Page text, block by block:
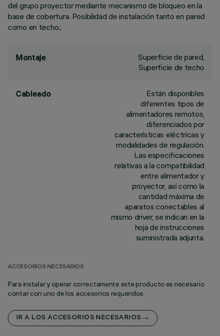
del grupo proyector mediante mecanismo de bloqueo en la
base de cobertura. Posibilidad de instalación tanto en pared
como en techo.;
Montaje
Superficie de pared,
Superficie de techo
Cableado
Están disponibles
diferentes tipos de
alimentadores remotos,
diferenciados por
características eléctricas y
modalidades de regulación.
Las especificaciones
relativas a la compatibilidad
entre alimentador y
proyector, así como la
cantidad máxima de
aparatos conectables al
mismo driver, se indican en la
hoja de instrucciones
suministrada adjunta.
ACCESORIOS NECESARIOS
Para instalar y operar correctamente este producto es necesario
contar con uno de los accesorios requeridos
IR A LOS ACCESORIOS NECESARIOS